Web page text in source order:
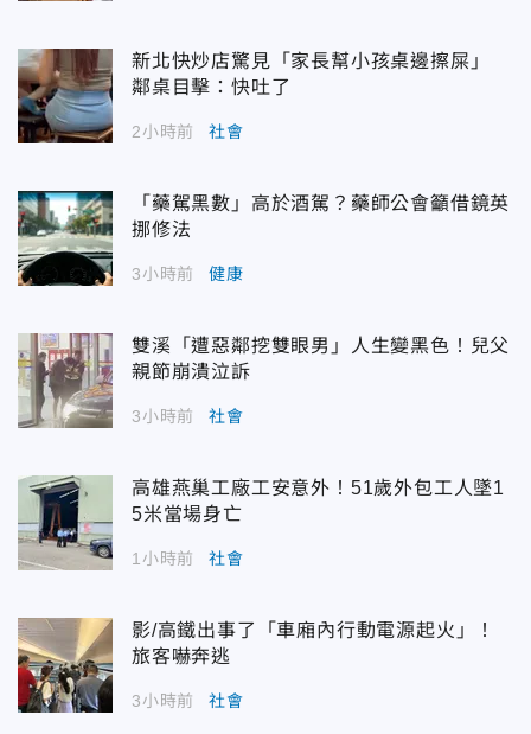
新北快炒店驚見「家長幫小孩桌邊擦屎」
鄰桌目擊：快吐了
2小時前 社會
「藥駕黑數」高於酒駕？藥師公會籲借鏡英
挪修法
3小時前 健康
雙溪「遭惡鄰挖雙眼男」人生變黑色！兒父
親節崩潰泣訴
3小時前 社會
高雄燕巢工廠工安意外！51歲外包工人墜1
5米當場身亡
1小時前 社會
影/高鐵出事了「車廂內行動電源起火」！
旅客嚇奔逃
3小時前 社會